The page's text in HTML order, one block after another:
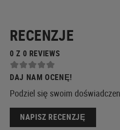
RECENZJE
0 Z 0 REVIEWS
DAJ NAM OCENĘ!
Podziel się swoim
NAPISZ RECENZJĘ